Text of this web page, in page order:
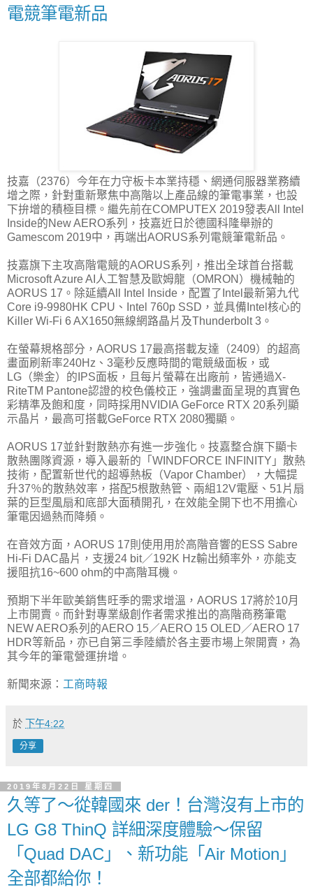
電競筆電新品
技嘉（2376）今年在力守板卡本業持穩、網通伺服器業務續
增之際，針對重新聚焦中高階以上產品線的筆電事業，也設
下拚增的積極目標。繼先前在COMPUTEX 2019發表All Intel
Inside的New AERO系列，技嘉近日於德國科隆舉辦的
Gamescom 2019中，再端出AORUS系列電競筆電新品。
技嘉旗下主攻高階電競的AORUS系列，推出全球首台搭載
Microsoft Azure AI人工智慧及歐姆龍（OMRON）機械軸的
AORUS 17。除延續All Intel Inside，配置了Intel最新第九代
Core i9-9980HK CPU、Intel 760p SSD，並具備Intel核心的
Killer Wi-Fi 6 AX1650無線網路晶片及Thunderbolt 3。
在螢幕規格部分，AORUS 17最高搭載友達（2409）的超高
畫面刷新率240Hz、3毫秒反應時間的電競級面板，或
LG（樂金）的IPS面板，且每片螢幕在出廠前，皆通過X-
RiteTM Pantone認證的校色儀校正，強調畫面呈現的真實色
彩精準及飽和度，同時採用NVIDIA GeForce RTX 20系列顯
示晶片，最高可搭載GeForce RTX 2080獨顯。
AORUS 17並針對散熱亦有進一步強化。技嘉整合旗下顯卡
散熱團隊資源，導入最新的「WINDFORCE INFINITY」散熱
技術，配置新世代的超導熱板（Vapor Chamber），大幅提
升37％的散熱效率，搭配5根散熱管、兩組12V電壓、51片扇
葉的巨型風扇和底部大面積開孔，在效能全開下也不用擔心
筆電因過熱而降頻。
在音效方面，AORUS 17則使用用於高階音響的ESS Sabre
Hi-Fi DAC晶片，支援24 bit／192K Hz輸出頻率外，亦能支
援阻抗16~600 ohm的中高階耳機。
預期下半年歐美銷售旺季的需求增溫，AORUS 17將於10月
上市開賣。而針對專業級創作者需求推出的高階商務筆電
NEW AERO系列的AERO 15／AERO 15 OLED／AERO 17
HDR等新品，亦已自第三季陸續於各主要市場上架開賣，為
其今年的筆電營運拚增。
新聞來源： 工商時報
於 下午4:22
分享
2019年8月22日 星期四
久等了～從韓國來 der！台灣沒有上市的
LG G8 ThinQ 詳細深度體驗～保留
「Quad DAC」、新功能「Air Motion」
全部都給你！